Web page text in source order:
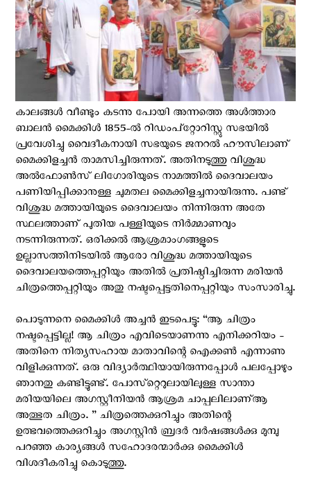
കാലങ്ങൾ വീണ്ടും കടന്നു പോയി അന്നത്തെ അൾത്താര
ബാലൻ മൈക്കിൾ 1855-ൽ റിഡംപ്റ്റോറിസ്റ്റു സഭയിൽ
പ്രവേശിച്ചു വൈദീകനായി സഭയുടെ ജനറൽ ഹൗസിലാണ്
മൈക്കിളച്ചൻ താമസിച്ചിരുന്നത്. അതിനടുത്തു വിശുദ്ധ
അൽഫോൺസ് ലിഗോരിയുടെ നാമത്തിൽ ദൈവാലയം
പണിയിപ്പിക്കാനുള്ള ചുമതല മൈക്കിളച്ചനായിരുന്നു. പണ്ട്
വിശുദ്ധ മത്തായിയുടെ ദൈവാലയം നിന്നിരുന്ന അതേ
സ്ഥലത്താണ് പുതിയ പള്ളിയുടെ നിർമ്മാണവും
നടന്നിരുന്നത്. ഒരിക്കൽ ആശ്രമാംഗങ്ങളുടെ
ഉല്ലാസത്തിനിടയിൽ ആരോ വിശുദ്ധ മത്തായിയുടെ
ദൈവാലയത്തെപ്പറ്റിയും അതിൽ പ്രതിഷ്ഠിച്ചിരുന്ന മരിയൻ
ചിത്രത്തെപ്പറ്റിയും അതു നഷ്ടപ്പെട്ടതിനെപ്പറ്റിയും സംസാരിച്ചു.
പൊടുന്നനെ മൈക്കിൾ അച്ചൻ ഇടപെട്ടു: “ആ ചിത്രം
നഷ്ടപ്പെട്ടില്ല! ആ ചിത്രം എവിടെയാണന്നു എനിക്കറിയം -
അതിനെ നിത്യസഹായ മാതാവിന്റെ ഐക്കൺ എന്നാണു
വിളിക്കുന്നത്. ഒരു വിദ്യാർത്ഥിയായിരുന്നപ്പോൾ പലപ്പോഴും
ഞാനതു കണ്ടിട്ടുണ്ട്. പോസ്‌റ്റെറുലായിലുള്ള സാന്താ
മരിയയിലെ അഗസ്റ്റീനിയൻ ആശ്രമ ചാപ്പലിലാണ്ആ
അത്ഭുത ചിത്രം. ” ചിത്രത്തെക്കുറിച്ചും അതിന്റെ
ഉത്ഭവത്തെക്കുറിച്ചും അഗസ്റ്റിൻ ബ്രദർ വർഷങ്ങൾക്കു മുമ്പു
പറഞ്ഞ കാര്യങ്ങൾ സഹോദരന്മാർക്കു മൈക്കിൾ
വിശദീകരിച്ചു കൊടുത്തു.